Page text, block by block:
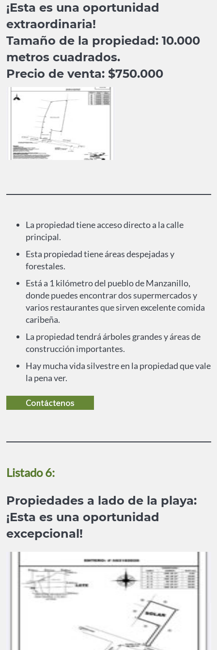
¡Esta es una oportunidad
extraordinaria!
Tamaño de la propiedad: 10.000
metros cuadrados.
Precio de venta: $750.000
La propiedad tiene acceso directo a la calle
principal.
Esta propiedad tiene áreas despejadas y
forestales.
Está a 1 kilómetro del pueblo de Manzanillo,
donde puedes encontrar dos supermercados y
varios restaurantes que sirven excelente comida
caribeña.
La propiedad tendrá árboles grandes y áreas de
construcción importantes.
Hay mucha vida silvestre en la propiedad que vale
la pena ver.
Listado 6:
Propiedades a lado de la playa:
¡Esta es una oportunidad
excepcional!